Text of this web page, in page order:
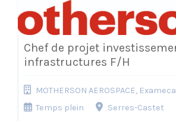
Chef de projet
infrastructures F/H
MOTHERSON AEROSPACE, Exameca
Temps plein
Serres-Castet